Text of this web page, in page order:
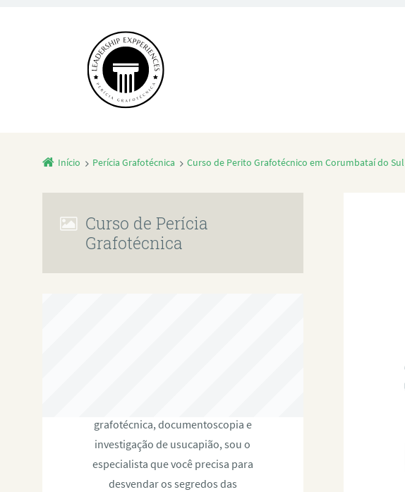
Início Perícia Grafotécnica Curso de Perito Grafotécnico em Corumbataí do Sul
Curso de Perícia
Grafotécnica
grafotécnica, documentoscopia e
investigação de usucapião, sou o
especialista que você precisa para
desvendar os segredos das